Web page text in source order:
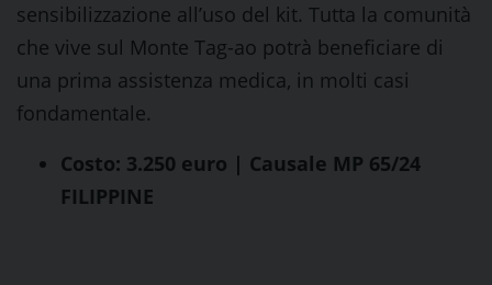
sensibilizzazione all’uso del kit. Tutta la comunità
che vive sul Monte Tag-ao potrà beneficiare di
una prima assistenza medica, in molti casi
fondamentale.
Costo: 3.250 euro | Causale MP 65/24
FILIPPINE